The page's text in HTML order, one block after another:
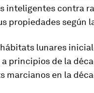
inteligentes contra
propiedades según
lunares
principios de la
marcianos en la